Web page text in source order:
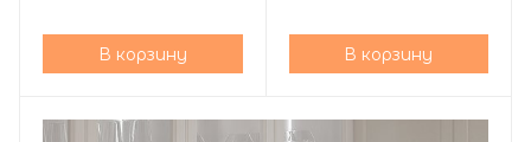
В корзину В корзину